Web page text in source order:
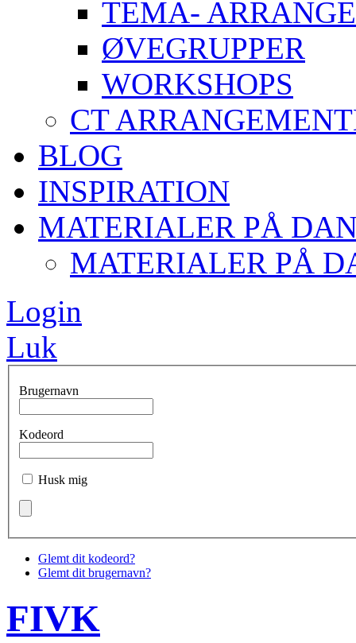
TEMA-
ØVEGRUPPER
WORKSHOPS
CT
BLOG
INSPIRATION
MATERIALER PÅ
MATERIALER PÅ
Login
Luk
Brugernavn
Kodeord
Husk mig
Glemt dit kodeord?
Glemt dit brugernavn?
FIVK